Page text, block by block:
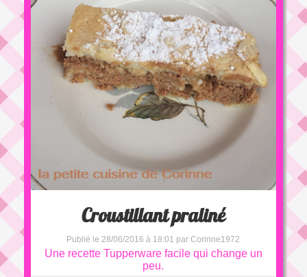
Croustillant praliné
Publié le 28/06/2016 à 18:01 par Corinne1972
Une recette Tupperware facile qui change un
peu.